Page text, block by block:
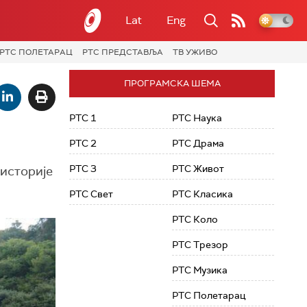
Lat Eng
РТС ПОЛЕТАРАЦ РТС ПРЕДСТАВЉА ТВ УЖИВО
ПРОГРАМСКА ШЕМА
РТС 1
РТС 2
РТС 3
РТС Свет
РТС Наука
РТС Драма
РТС Живот
РТС Класика
РТС Коло
РТС Трезор
РТС Музика
РТС Полетарац